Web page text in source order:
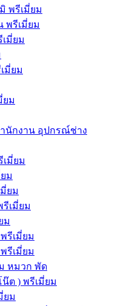
พรีเมี่ยม
พรีเมี่ยม
เมี่ยม
มี่ยม
ยม
นักงาน อุปกรณ์ช่าง
มี่ยม
ม
ยม
เมี่ยม
ม
รีเมี่ยม
รีเมี่ยม
หมวก พัด
น๊ต ) พรีเมี่ยม
ยม